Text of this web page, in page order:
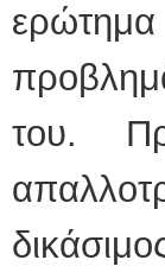
του.